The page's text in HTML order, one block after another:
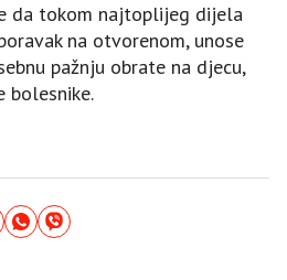
da tokom najtoplijeg dijela
na otvorenom, unose
pažnju obrate na djecu,
bolesnike.